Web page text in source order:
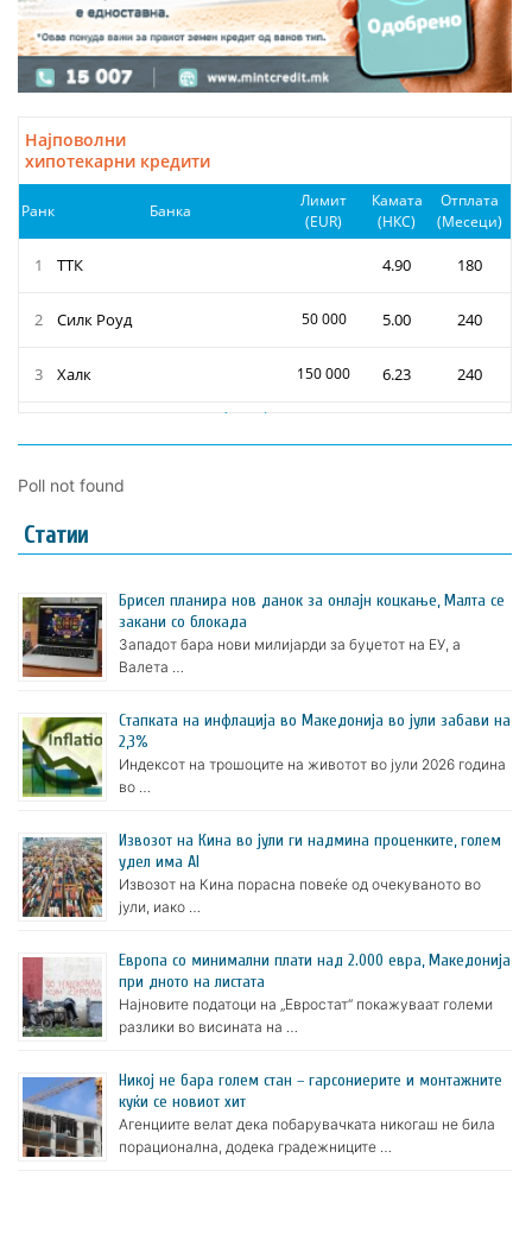
Poll not found
Статии
Брисел планира нов данок за онлајн коцкање, Малта се
закани со блокада
Западот бара нови милијарди за буџетот на ЕУ, а
Валета …
Стапката на инфлација во Македонија во јули забави на
2,3%
Индексот на трошоците на животот во јули 2026 година
во …
Извозот на Кина во јули ги надмина проценките, голем
удел има AI
Извозот на Кина порасна повеќе од очекуваното во
јули, иако …
Европа со минимални плати над 2.000 евра, Македонија
при дното на листата
Најновите податоци на „Евростат“ покажуваат големи
разлики во висината на …
Никој не бара голем стан – гарсониерите и монтажните
куќи се новиот хит
Агенциите велат дека побарувачката никогаш не била
порационална, додека градежниците …